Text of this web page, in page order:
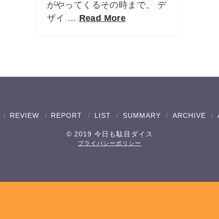
がやってくるその時まで。 デ
ザイ … Read More
REVIEW REPORT LIST SUMMARY ARCHIVE
© 2019 今日も駄目ダイス
プライバシーポリシー